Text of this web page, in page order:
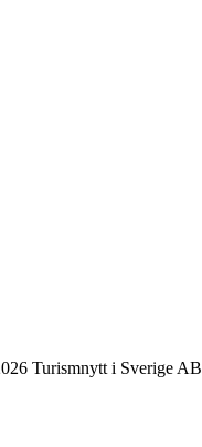
Turismnytt i Sverige AB